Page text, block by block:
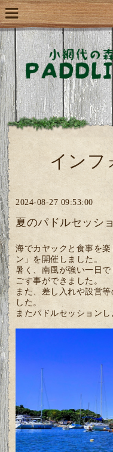
インフ
2024-08-27 09:53:00
夏のパドルセッシ
海でカヤックと食事を
ン」を開催しました。
暑く、南風が強い一日
ごす事ができました。
また、差し入れや設営
した。
またパドルセッションし